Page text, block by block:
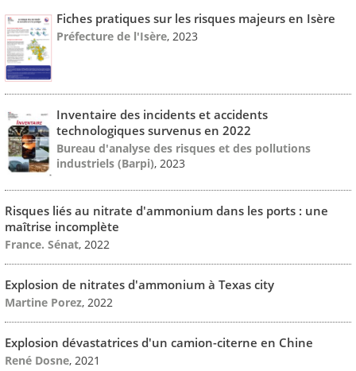
Fiches pratiques sur les risques majeurs en Isère
Préfecture de l'Isère, 2023
Inventaire des incidents et accidents
technologiques survenus en 2022
Bureau d'analyse des risques et des pollutions
industriels (Barpi), 2023
Risques liés au nitrate d'ammonium dans les ports : une
maîtrise incomplète
France. Sénat, 2022
Explosion de nitrates d'ammonium à Texas city
Martine Porez, 2022
Explosion dévastatrices d'un camion-citerne en Chine
René Dosne, 2021